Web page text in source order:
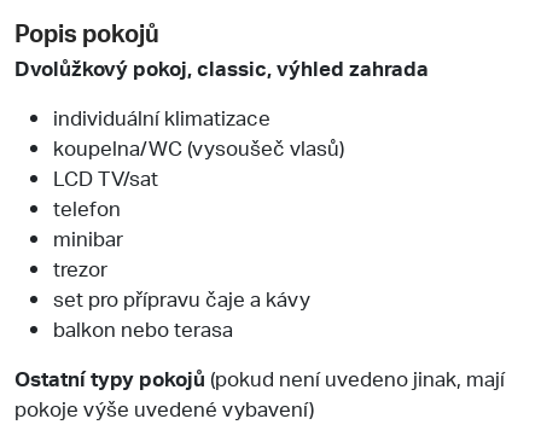
Popis pokojů
Dvolůžkový pokoj, classic, výhled zahrada
individuální klimatizace
koupelna/WC (vysoušeč vlasů)
LCD TV/sat
telefon
minibar
trezor
set pro přípravu čaje a kávy
balkon nebo terasa
Ostatní typy pokojů (pokud není uvedeno jinak, mají
pokoje výše uvedené vybavení)